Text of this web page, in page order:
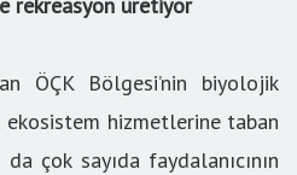
ÖÇK Bölgesi’nin biyolojik
hizmetlerine taban
çok sayıda faydalanıcının